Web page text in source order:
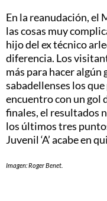
En la reanudación, el
las cosas muy
hijo del ex técnico
diferencia. Los
más para hacer
sabadellenses los
encuentro con un gol
finales, el resultados
los últimos tres
Juvenil ‘A’ acabe en
Imagen: Roger Benet.